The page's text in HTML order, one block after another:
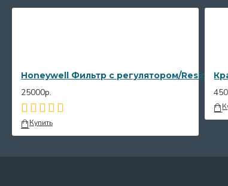
Honeywell Фильтр с регулятором/Resideo
25000р.
Купить